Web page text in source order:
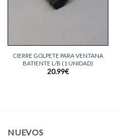
CIERRE GOLPETE PARA VENTANA
BATIENTE L/B (1 UNIDAD)
20.99€
NUEVOS